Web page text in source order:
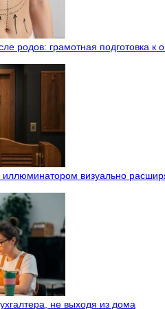
родов: грамотная подготовка
иллюминатором визуально
не выходя из дома